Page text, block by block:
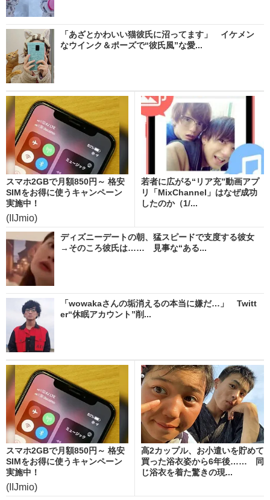
「あざとかわいい猫彼氏に沼ってます」 イケメン
なウインク＆ポーズで“彼氏風”な愛...
スマホ2GBで月額850円～ 格安
SIMをお得に使うキャンペーン
実施中！
(IIJmio)
若者に広がる“リア充”動画アプ
リ「MixChannel」はなぜ成功
したのか（1/...
ディズニーデートの朝、猛スピードで支度する彼女
→そのころ彼氏は…… 見事な“ある...
「wowakaさんの垢消えるの本当に嫌だ…」 Twitt
er“休眠アカウント”削...
スマホ2GBで月額850円～ 格安
SIMをお得に使うキャンペーン
実施中！
(IIJmio)
高2カップル、お小遣いを貯めて
買った浴衣姿から6年後…… 同
じ浴衣を着た驚きの現...